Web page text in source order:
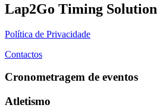
Lap2Go Timing Solution
Política de Privacidade
Contactos
Cronometragem de eventos
Atletismo